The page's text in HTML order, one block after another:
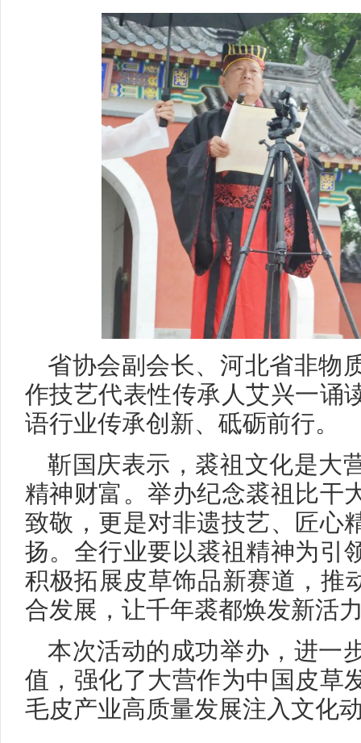
省协会副会长、河北省非物
作技艺代表性传承人艾兴一诵
语行业传承创新、砥砺前行。
靳国庆表示，裘祖文化是大
精神财富。举办纪念裘祖比干
致敬，更是对非遗技艺、匠心
扬。全行业要以裘祖精神为引
积极拓展皮草饰品新赛道，推
合发展，让千年裘都焕发新活
本次活动的成功举办，进一
值，强化了大营作为中国皮草
毛皮产业高质量发展注入文化